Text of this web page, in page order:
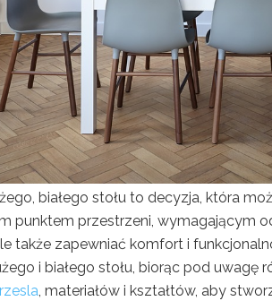
białego stołu to decyzja, która
punktem przestrzeni, wymagającym
także zapewniać komfort i
i białego stołu, biorąc pod
, materiałów i kształtów, aby